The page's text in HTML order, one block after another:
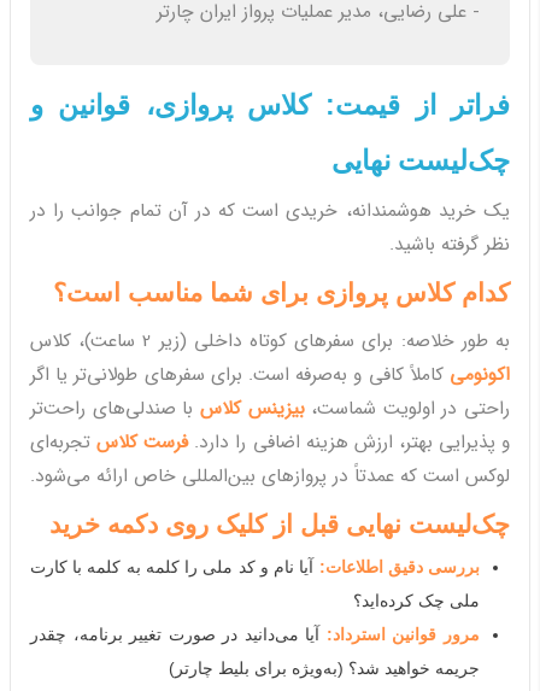
- علی رضایی، مدیر عملیات پرواز ایران چارتر
فراتر از قیمت: کلاس پروازی، قوانین و
چک‌لیست نهایی
یک خرید هوشمندانه، خریدی است که در آن تمام جوانب را در
نظر گرفته باشید.
کدام کلاس پروازی برای شما مناسب است؟
به طور خلاصه: برای سفرهای کوتاه داخلی (زیر 2 ساعت)، کلاس
اکونومی کاملاً کافی و به‌صرفه است. برای سفرهای طولانی‌تر یا اگر
راحتی در اولویت شماست،بیزینس کلاس با صندلی‌های راحت‌تر
و پذیرایی بهتر، ارزش هزینه اضافی را دارد.فرست کلاستجربه‌ای
لوکس است که عمدتاً در پروازهای بین‌المللی خاص ارائه می‌شود.
چک‌لیست نهایی قبل از کلیک روی دکمه خرید
بررسی دقیق اطلاعات: آیا نام و کد ملی را کلمه به کلمه با کارت
ملی چک کرده‌اید؟
مرور قوانین استرداد: آیا می‌دانید در صورت تغییر برنامه، چقدر
جریمه خواهید شد؟ (به‌ویژه برای بلیط چارتر)